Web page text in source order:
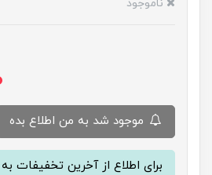
ناموجود
برای اطلاع از آخرین تخفیفات